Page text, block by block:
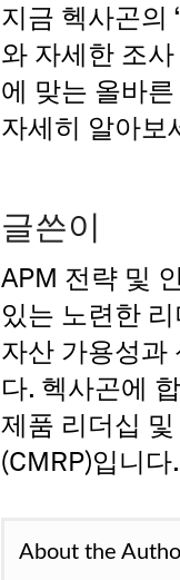
지금 헥사곤의 ‘
와 자세한 조
에 맞는 올바
자세히 알아보
글쓴이
APM 전략 및
있는 노련한
자산 가용성과
다. 헥사곤에
제품 리더십
(CMRP)입니다.
About the